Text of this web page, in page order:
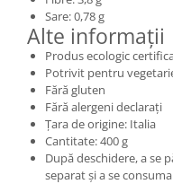
Sare: 0,78 g
Alte informații
Produs ecologic
Potrivit pentru
Fără gluten
Fără alergeni declarați
Țara de origine: Italia
Cantitate: 400 g
După deschidere, a se
separat și a se